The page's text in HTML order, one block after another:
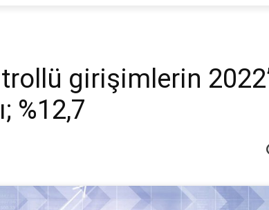
girişimlerin
%12,7